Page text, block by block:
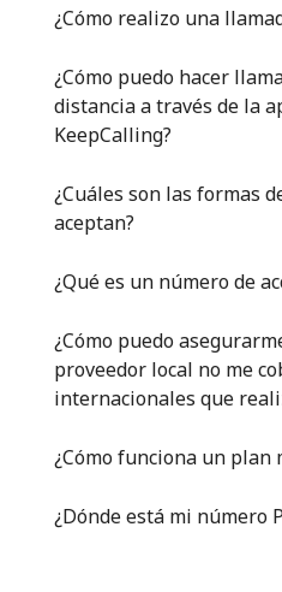
Iniciar
¿Cómo realizo una
¿Cómo puedo hacer
distancia a través de la
KeepCalling?
¿Cuáles son las formas
aceptan?
¿Qué es un número de
¿Cómo puedo
proveedor local no me
internacionales que
¿Cómo funciona un plan
¿Dónde está mi número